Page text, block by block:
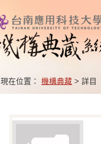
現在位置： 機構典藏 > 詳目